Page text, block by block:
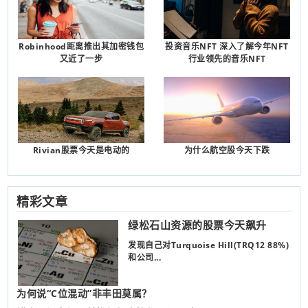
Robinhood距离推出其加密钱包
又近了一步
投资音乐NFT 深入了解今年NFT
行业领先的音乐NFT
Rivian股票今天是电动的 为什么航空股今天下跌
精彩文章
绿松石山资源的股票今天飙升
发现自己对Turquoise Hill(TRQ12 88%)
和公司...
为何说“C位混动”非丰田莫属？